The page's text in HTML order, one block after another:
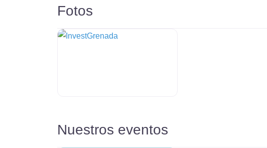
Fotos
Nuestros eventos